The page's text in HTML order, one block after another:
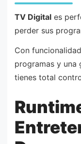
TV Digital es
perder sus
Con
programas y una
tienes total